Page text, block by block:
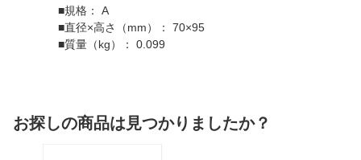
■規格： A
■直径×高さ（mm）： 70×95
■質量（kg）： 0.099
お探しの商品は見つかりましたか？